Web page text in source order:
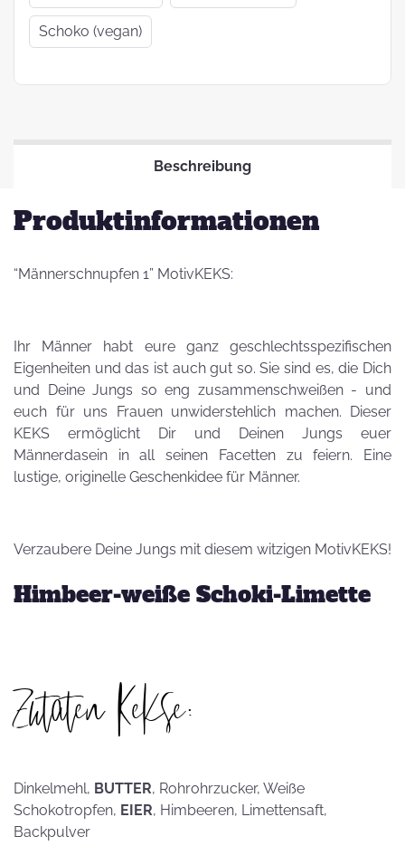
Schoko (vegan)
Beschreibung
Produktinformationen
“Männerschnupfen 1” MotivKEKS:
Ihr Männer habt eure ganz geschlechtsspezifischen
Eigenheiten und das ist auch gut so. Sie sind es, die Dich
und Deine Jungs so eng zusammenschweißen - und
euch für uns Frauen unwiderstehlich machen. Dieser
KEKS ermöglicht Dir und Deinen Jungs euer
Männerdasein in all seinen Facetten zu feiern. Eine
lustige, originelle Geschenkidee für Männer.
Verzaubere Deine Jungs mit diesem witzigen MotivKEKS!
Himbeer-weiße Schoki-Limette
Zutaten Kekse:
Dinkelmehl, BUTTER, Rohrohrzucker, Weiße
Schokotropfen, EIER, Himbeeren, Limettensaft,
Backpulver